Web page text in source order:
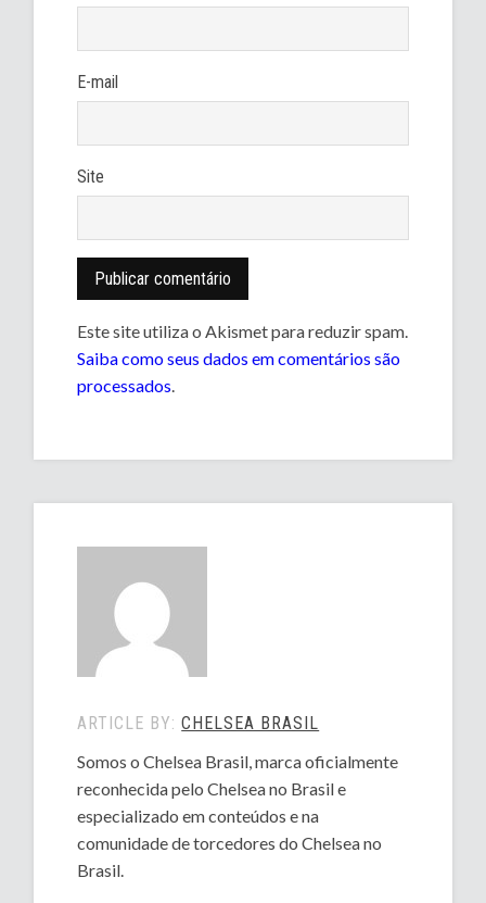
E-mail
Site
Este site utiliza o Akismet para reduzir spam.
Saiba como seus dados em comentários são
processados
ARTICLE BY:CHELSEA BRASIL
Somos o Chelsea Brasil, marca oficialmente
reconhecida pelo Chelsea no Brasil e
especializado em conteúdos e na
comunidade de torcedores do Chelsea no
Brasil.